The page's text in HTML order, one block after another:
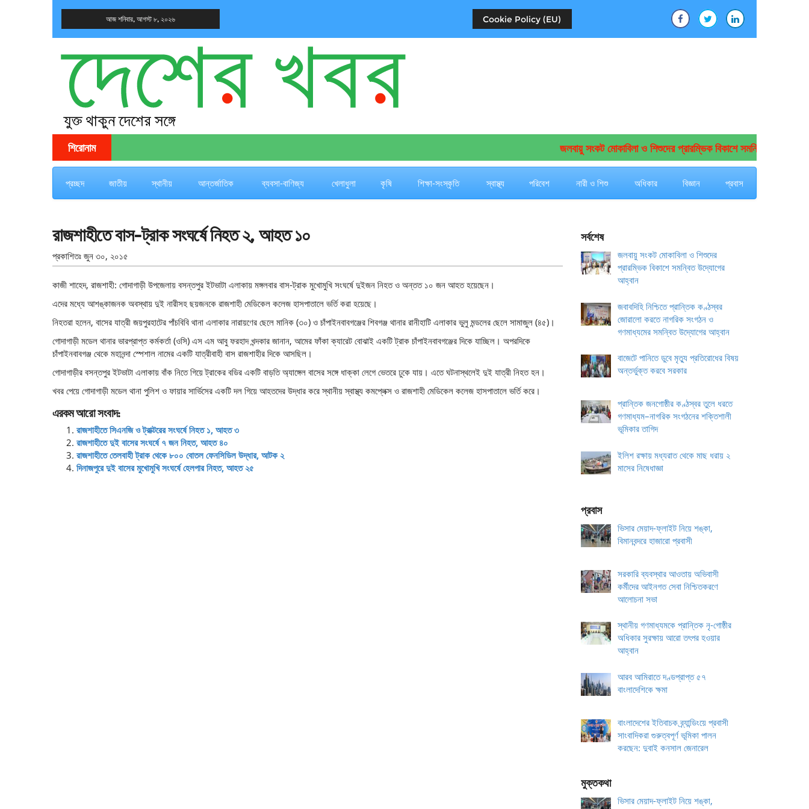
আজ শনিবার, আগস্ট ৮, ২০২৬ Cookie Policy (EU)
দেশের খবর
যুক্ত থাকুন দেশের সঙ্গে
শিরোনাম জলবায়ু সংকট মোকাবিলা ও শিশুদের প্রারম্ভিক বিকাশে সমন্বিত উদ্যোগের
প্রচ্ছদ জাতীয় স্থানীয় আন্তর্জাতিক ব্যবসা-বাণিজ্য খেলাধুলা কৃষি শিক্ষা-সংস্কৃতি স্বাস্থ্য পরিবেশ নারী ও শিশু অধিকার বিজ্ঞান প্রবাস
রাজশাহীতে বাস-ট্রাক সংঘর্ষে নিহত ২, আহত ১০
প্রকাশিতঃ জুন ৩০, ২০১৫
কাজী শাহেদ, রাজশাহী: গোদাগাড়ী উপজেলায় বসন্তপুর ইটভাটা এলাকায় মঙ্গলবার বাস-ট্রাক মুখোমুখি সংঘর্ষে দুইজন নিহত ও অন্তত ১০ জন আহত হয়েছেন।
এদের মধ্যে আশঙ্কাজনক অবস্থায় দুই নারীসহ ছয়জনকে রাজশাহী মেডিকেল কলেজ হাসপাতালে ভর্তি করা হয়েছে।
নিহতরা হলেন, বাসের যাত্রী জয়পুরহাটের পাঁচবিবি থানা এলাকার নারায়ণের ছেলে মানিক (৩০) ও চাঁপাইনবাবগঞ্জের শিবগঞ্জ থানার রানীহাটি এলাকার ভুলু মন্ডলের ছেলে সামাজুল (৪৫)।
গোদাগাড়ী মডেল থানার ভারপ্রাপ্ত কর্মকর্তা (ওসি) এস এম আবু ফরহাদ খন্দকার জানান, আমের ফাঁকা ক্যারেট বোঝাই একটি ট্রাক চাঁপাইনবাবগঞ্জের দিকে যাচ্ছিল। অপরদিকে
চাঁপাইনবাবগঞ্জ থেকে মহানন্দা স্পেশাল নামের একটি যাত্রীবাহী বাস রাজশাহীর দিকে আসছিল।
গোদাগাড়ীর বসন্তপুর ইটভাটা এলাকায় বাঁক নিতে গিয়ে ট্রাকের বডির একটি বাড়তি অ্যাঙ্গেল বাসের সঙ্গে ধাক্কা লেগে ভেতরে ঢুকে যায়। এতে ঘটনাস্থলেই দুই যাত্রী নিহত হন।
খবর পেয়ে গোদাগাড়ী মডেল থানা পুলিশ ও ফায়ার সার্ভিসের একটি দল গিয়ে আহতদের উদ্ধার করে স্থানীয় স্বাস্থ্য কমপ্লেক্স ও রাজশাহী মেডিকেল কলেজ হাসপাতালে ভর্তি করে।
এরকম আরো সংবাদ:
রাজশাহীতে সিএনজি ও ট্রাক্টরের সংঘর্ষে নিহত ১, আহত ৩
রাজশাহীতে দুই বাসের সংঘর্ষে ৭ জন নিহত, আহত ৪০
রাজশাহীতে তেলবাহী ট্রাক থেকে ৮০০ বোতল ফেনসিডিল উদ্ধার, আটক ২
দিনাজপুরে দুই বাসের মুখোমুখি সংঘর্ষে হেলপার নিহত, আহত ২৫
সর্বশেষ
জলবায়ু সংকট মোকাবিলা ও শিশুদের
প্রারম্ভিক বিকাশে সমন্বিত উদ্যোগের
আহ্বান
জবাবদিহি নিশ্চিতে প্রান্তিক কণ্ঠস্বর
জোরালো করতে নাগরিক সংগঠন ও
গণমাধ্যমের সমন্বিত উদ্যোগের আহ্বান
বাজেটে পানিতে ডুবে মৃত্যু প্রতিরোধের বিষয়
অন্তর্ভুক্ত করবে সরকার
প্রান্তিক জনগোষ্ঠীর কণ্ঠস্বর তুলে ধরতে
গণমাধ্যম–নাগরিক সংগঠনের শক্তিশালী
ভূমিকার তাগিদ
ইলিশ রক্ষায় মধ্যরাত থেকে মাছ ধরায় ২
মাসের নিষেধাজ্ঞা
প্রবাস
ভিসার মেয়াদ-ফ্লাইট নিয়ে শঙ্কা,
বিমানবন্দরে হাজারো প্রবাসী
সরকারি ব্যবস্থার আওতায় অভিবাসী
কর্মীদের আইনগত সেবা নিশ্চিতকরণে
আলোচনা সভা
স্থানীয় গণমাধ্যমকে প্রান্তিক নৃ-গোষ্ঠীর
অধিকার সুরক্ষায় আরো তৎপর হওয়ার
আহ্বান
আরব আমিরাতে দণ্ডপ্রাপ্ত ৫৭
বাংলাদেশিকে ক্ষমা
বাংলাদেশের ইতিবাচক ব্র্যান্ডিংয়ে প্রবাসী
সাংবাদিকরা গুরুত্বপূর্ণ ভূমিকা পালন
করছেন: দুবাই কনসাল জেনারেল
মুক্তকথা
ভিসার মেয়াদ-ফ্লাইট নিয়ে শঙ্কা,